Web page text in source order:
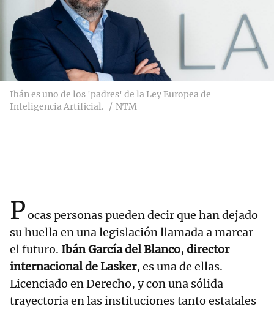
Ibán es uno de los 'padres' de la Ley Europea de
Inteligencia Artificial.
NTM
Pocas personas pueden decir que han dejado
su huella en una legislación llamada a marcar
el futuro. Ibán García del Blanco, director
internacional de Lasker, es una de ellas.
Licenciado en Derecho, y con una sólida
trayectoria en las instituciones tanto estatales